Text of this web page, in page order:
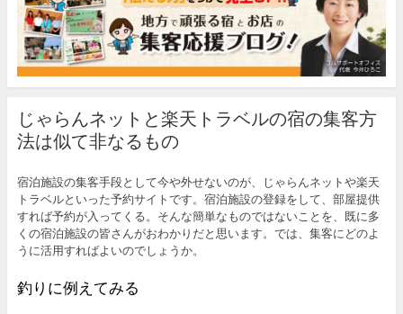
じゃらんネットと楽天トラベルの宿の集客方
法は似て非なるもの
宿泊施設の集客手段として今や外せないのが、じゃらんネットや楽天
トラベルといった予約サイトです。宿泊施設の登録をして、部屋提供
すれば予約が入ってくる。そんな簡単なものではないことを、既に多
くの宿泊施設の皆さんがおわかりだと思います。では、集客にどのよ
うに活用すればよいのでしょうか。
釣りに例えてみる